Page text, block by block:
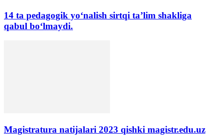
14 ta pedagogik yo‘nalish sirtqi ta’lim shakliga
qabul bo‘lmaydi.
Magistratura natijalari 2023 qishki magistr.edu.uz